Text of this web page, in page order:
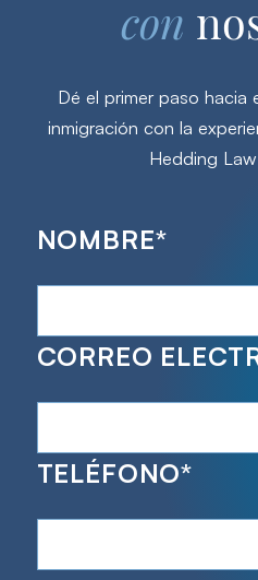
con
Dé el primer paso hacia
inmigración con la
Hedding
NOMBRE*
CORREO
TELÉFONO*